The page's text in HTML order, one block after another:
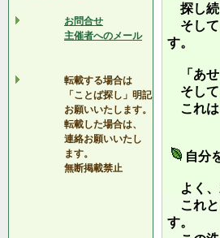
お問合せ
主催者へのメール
転載する場合は
「ことば探し」明記
お願いいたします。
転載した場合は、
連絡お願いいたし
ます。
無断掲載禁止
探し続
そして
す。
「あせ
そして
これは
自分
よく、
これと
す。